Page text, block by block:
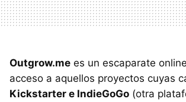
Outgrow.me es un escaparate
acceso a aquellos proyectos cuyas
Kickstarter e IndieGoGo (otra